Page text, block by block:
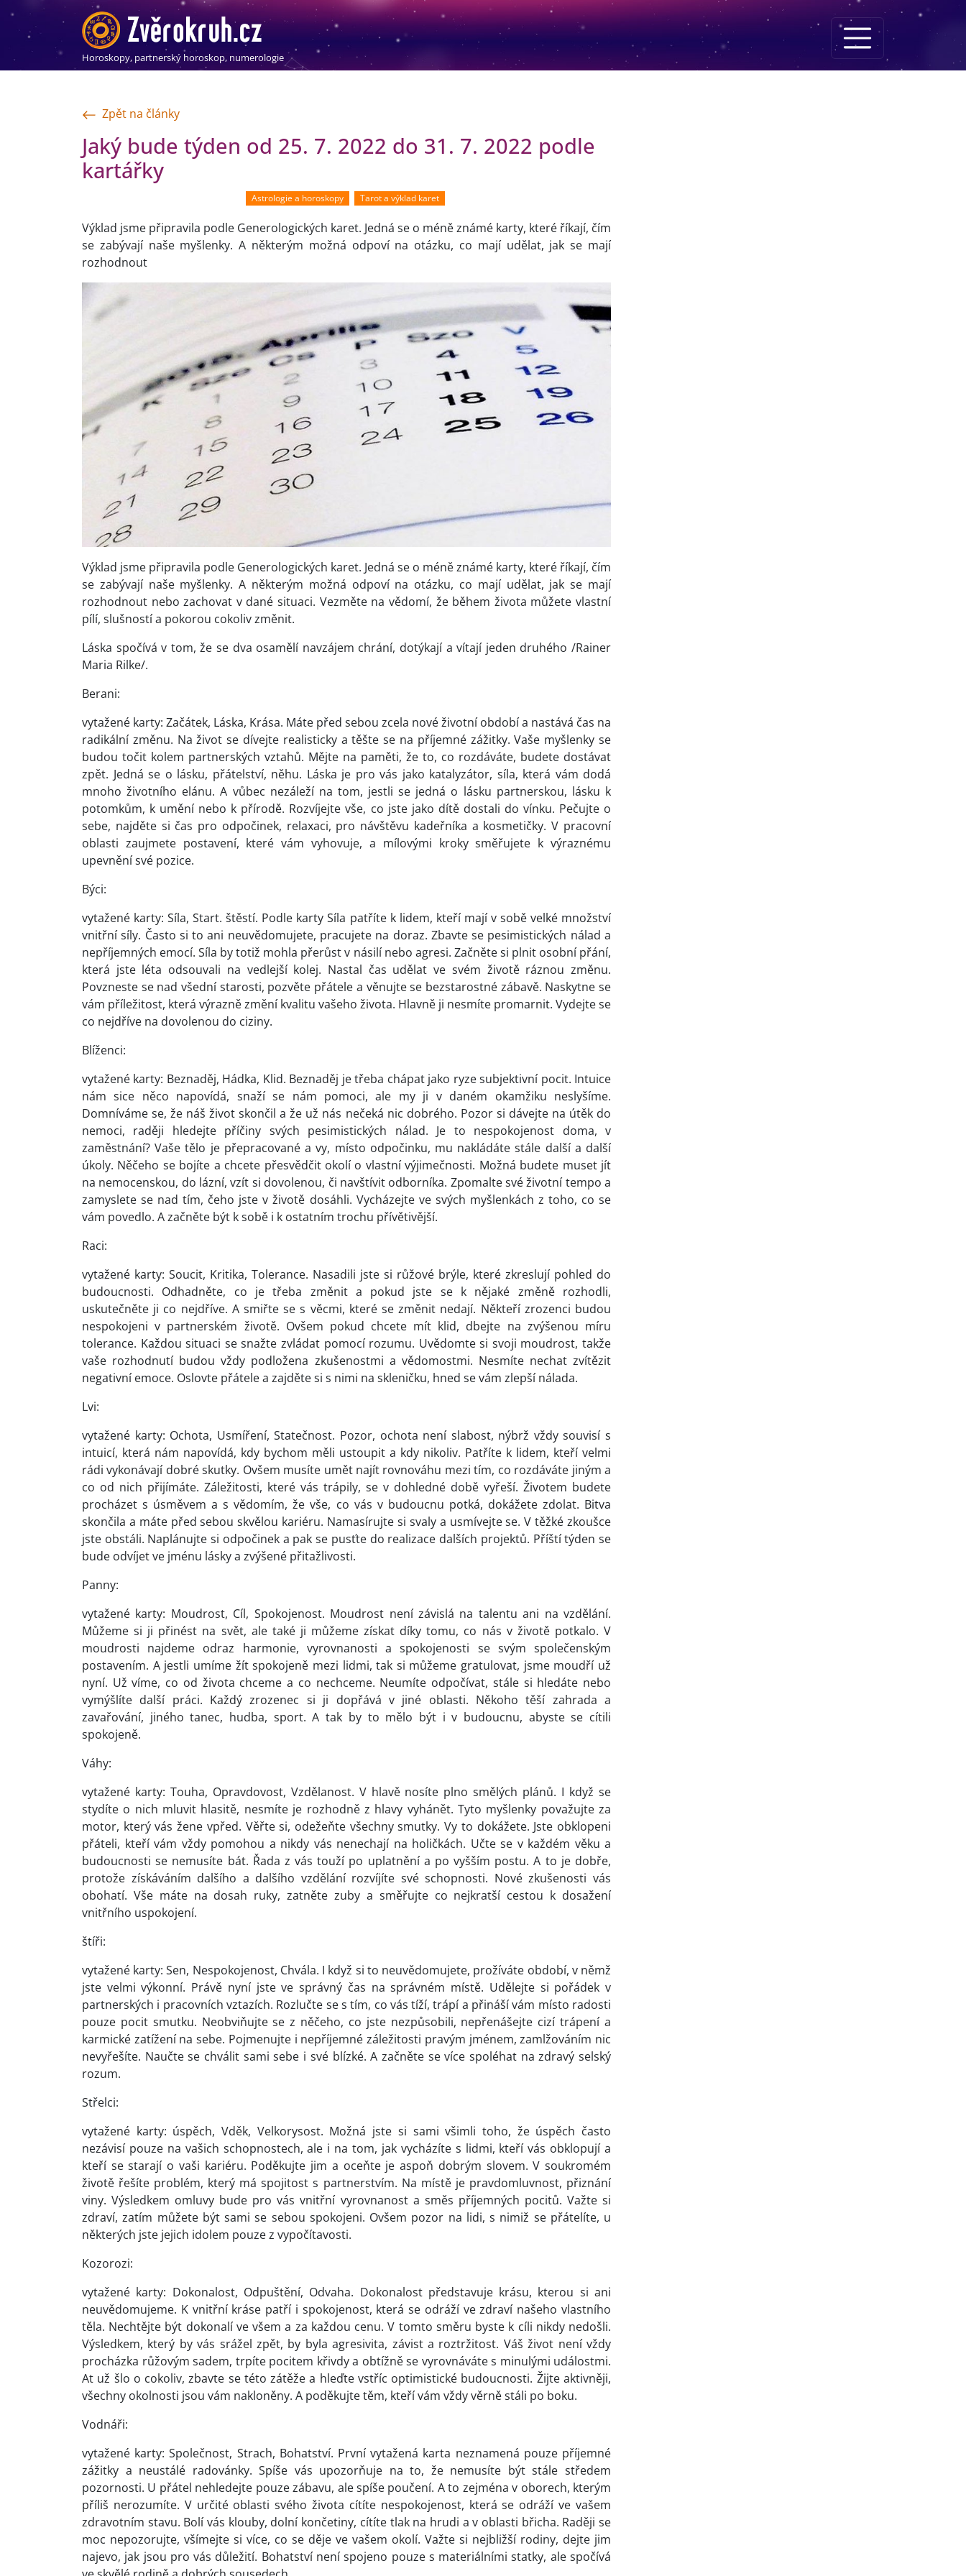
Horoskopy, partnerský horoskop, numerologie
Zpět na články
Jaký bude týden od 25. 7. 2022 do 31. 7. 2022 podle
kartářky
Astrologie a horoskopy Tarot a výklad karet
Výklad jsme připravila podle Generologických karet. Jedná se o méně známé karty, které říkají, čím
se zabývají naše myšlenky. A některým možná odpoví na otázku, co mají udělat, jak se mají
rozhodnout
Výklad jsme připravila podle Generologických karet. Jedná se o méně známé karty, které říkají, čím
se zabývají naše myšlenky. A některým možná odpoví na otázku, co mají udělat, jak se mají
rozhodnout nebo zachovat v dané situaci. Vezměte na vědomí, že během života můžete vlastní
pílí, slušností a pokorou cokoliv změnit.
Láska spočívá v tom, že se dva osamělí navzájem chrání, dotýkají a vítají jeden druhého /Rainer
Maria Rilke/.
Berani:
vytažené karty: Začátek, Láska, Krása. Máte před sebou zcela nové životní období a nastává čas na
radikální změnu. Na život se dívejte realisticky a těšte se na příjemné zážitky. Vaše myšlenky se
budou točit kolem partnerských vztahů. Mějte na paměti, že to, co rozdáváte, budete dostávat
zpět. Jedná se o lásku, přátelství, něhu. Láska je pro vás jako katalyzátor, síla, která vám dodá
mnoho životního elánu. A vůbec nezáleží na tom, jestli se jedná o lásku partnerskou, lásku k
potomkům, k umění nebo k přírodě. Rozvíjejte vše, co jste jako dítě dostali do vínku. Pečujte o
sebe, najděte si čas pro odpočinek, relaxaci, pro návštěvu kadeřníka a kosmetičky. V pracovní
oblasti zaujmete postavení, které vám vyhovuje, a mílovými kroky směřujete k výraznému
upevnění své pozice.
Býci:
vytažené karty: Síla, Start. štěstí. Podle karty Síla patříte k lidem, kteří mají v sobě velké množství
vnitřní síly. Často si to ani neuvědomujete, pracujete na doraz. Zbavte se pesimistických nálad a
nepříjemných emocí. Síla by totiž mohla přerůst v násilí nebo agresi. Začněte si plnit osobní přání,
která jste léta odsouvali na vedlejší kolej. Nastal čas udělat ve svém životě ráznou změnu.
Povzneste se nad všední starosti, pozvěte přátele a věnujte se bezstarostné zábavě. Naskytne se
vám příležitost, která výrazně změní kvalitu vašeho života. Hlavně ji nesmíte promarnit. Vydejte se
co nejdříve na dovolenou do ciziny.
Blíženci:
vytažené karty: Beznaděj, Hádka, Klid. Beznaděj je třeba chápat jako ryze subjektivní pocit. Intuice
nám sice něco napovídá, snaží se nám pomoci, ale my ji v daném okamžiku neslyšíme.
Domníváme se, že náš život skončil a že už nás nečeká nic dobrého. Pozor si dávejte na útěk do
nemoci, raději hledejte příčiny svých pesimistických nálad. Je to nespokojenost doma, v
zaměstnání? Vaše tělo je přepracované a vy, místo odpočinku, mu nakládáte stále další a další
úkoly. Něčeho se bojíte a chcete přesvědčit okolí o vlastní výjimečnosti. Možná budete muset jít
na nemocenskou, do lázní, vzít si dovolenou, či navštívit odborníka. Zpomalte své životní tempo a
zamyslete se nad tím, čeho jste v životě dosáhli. Vycházejte ve svých myšlenkách z toho, co se
vám povedlo. A začněte být k sobě i k ostatním trochu přívětivější.
Raci:
vytažené karty: Soucit, Kritika, Tolerance. Nasadili jste si růžové brýle, které zkreslují pohled do
budoucnosti. Odhadněte, co je třeba změnit a pokud jste se k nějaké změně rozhodli,
uskutečněte ji co nejdříve. A smiřte se s věcmi, které se změnit nedají. Někteří zrozenci budou
nespokojeni v partnerském životě. Ovšem pokud chcete mít klid, dbejte na zvýšenou míru
tolerance. Každou situaci se snažte zvládat pomocí rozumu. Uvědomte si svoji moudrost, takže
vaše rozhodnutí budou vždy podložena zkušenostmi a vědomostmi. Nesmíte nechat zvítězit
negativní emoce. Oslovte přátele a zajděte si s nimi na skleničku, hned se vám zlepší nálada.
Lvi:
vytažené karty: Ochota, Usmíření, Statečnost. Pozor, ochota není slabost, nýbrž vždy souvisí s
intuicí, která nám napovídá, kdy bychom měli ustoupit a kdy nikoliv. Patříte k lidem, kteří velmi
rádi vykonávají dobré skutky. Ovšem musíte umět najít rovnováhu mezi tím, co rozdáváte jiným a
co od nich přijímáte. Záležitosti, které vás trápily, se v dohledné době vyřeší. Životem budete
procházet s úsměvem a s vědomím, že vše, co vás v budoucnu potká, dokážete zdolat. Bitva
skončila a máte před sebou skvělou kariéru. Namasírujte si svaly a usmívejte se. V těžké zkoušce
jste obstáli. Naplánujte si odpočinek a pak se pusťte do realizace dalších projektů. Příští týden se
bude odvíjet ve jménu lásky a zvýšené přitažlivosti.
Panny:
vytažené karty: Moudrost, Cíl, Spokojenost. Moudrost není závislá na talentu ani na vzdělání.
Můžeme si ji přinést na svět, ale také ji můžeme získat díky tomu, co nás v životě potkalo. V
moudrosti najdeme odraz harmonie, vyrovnanosti a spokojenosti se svým společenským
postavením. A jestli umíme žít spokojeně mezi lidmi, tak si můžeme gratulovat, jsme moudří už
nyní. Už víme, co od života chceme a co nechceme. Neumíte odpočívat, stále si hledáte nebo
vymýšlíte další práci. Každý zrozenec si ji dopřává v jiné oblasti. Někoho těší zahrada a
zavařování, jiného tanec, hudba, sport. A tak by to mělo být i v budoucnu, abyste se cítili
spokojeně.
Váhy:
vytažené karty: Touha, Opravdovost, Vzdělanost. V hlavě nosíte plno smělých plánů. I když se
stydíte o nich mluvit hlasitě, nesmíte je rozhodně z hlavy vyhánět. Tyto myšlenky považujte za
motor, který vás žene vpřed. Věřte si, odežeňte všechny smutky. Vy to dokážete. Jste obklopeni
přáteli, kteří vám vždy pomohou a nikdy vás nenechají na holičkách. Učte se v každém věku a
budoucnosti se nemusíte bát. Řada z vás touží po uplatnění a po vyšším postu. A to je dobře,
protože získáváním dalšího a dalšího vzdělání rozvíjíte své schopnosti. Nové zkušenosti vás
obohatí. Vše máte na dosah ruky, zatněte zuby a směřujte co nejkratší cestou k dosažení
vnitřního uspokojení.
štíři:
vytažené karty: Sen, Nespokojenost, Chvála. I když si to neuvědomujete, prožíváte období, v němž
jste velmi výkonní. Právě nyní jste ve správný čas na správném místě. Udělejte si pořádek v
partnerských i pracovních vztazích. Rozlučte se s tím, co vás tíží, trápí a přináší vám místo radosti
pouze pocit smutku. Neobviňujte se z něčeho, co jste nezpůsobili, nepřenášejte cizí trápení a
karmické zatížení na sebe. Pojmenujte i nepříjemné záležitosti pravým jménem, zamlžováním nic
nevyřešíte. Naučte se chválit sami sebe i své blízké. A začněte se více spoléhat na zdravý selský
rozum.
Střelci:
vytažené karty: úspěch, Vděk, Velkorysost. Možná jste si sami všimli toho, že úspěch často
nezávisí pouze na vašich schopnostech, ale i na tom, jak vycházíte s lidmi, kteří vás obklopují a
kteří se starají o vaši kariéru. Poděkujte jim a oceňte je aspoň dobrým slovem. V soukromém
životě řešíte problém, který má spojitost s partnerstvím. Na místě je pravdomluvnost, přiznání
viny. Výsledkem omluvy bude pro vás vnitřní vyrovnanost a směs příjemných pocitů. Važte si
zdraví, zatím můžete být sami se sebou spokojeni. Ovšem pozor na lidi, s nimiž se přátelíte, u
některých jste jejich idolem pouze z vypočítavosti.
Kozorozi:
vytažené karty: Dokonalost, Odpuštění, Odvaha. Dokonalost představuje krásu, kterou si ani
neuvědomujeme. K vnitřní kráse patří i spokojenost, která se odráží ve zdraví našeho vlastního
těla. Nechtějte být dokonalí ve všem a za každou cenu. V tomto směru byste k cíli nikdy nedošli.
Výsledkem, který by vás srážel zpět, by byla agresivita, závist a roztržitost. Váš život není vždy
procházka růžovým sadem, trpíte pocitem křivdy a obtížně se vyrovnáváte s minulými událostmi.
At už šlo o cokoliv, zbavte se této zátěže a hleďte vstříc optimistické budoucnosti. Žijte aktivněji,
všechny okolnosti jsou vám nakloněny. A poděkujte těm, kteří vám vždy věrně stáli po boku.
Vodnáři:
vytažené karty: Společnost, Strach, Bohatství. První vytažená karta neznamená pouze příjemné
zážitky a neustálé radovánky. Spíše vás upozorňuje na to, že nemusíte být stále středem
pozornosti. U přátel nehledejte pouze zábavu, ale spíše poučení. A to zejména v oborech, kterým
příliš nerozumíte. V určité oblasti svého života cítíte nespokojenost, která se odráží ve vašem
zdravotním stavu. Bolí vás klouby, dolní končetiny, cítíte tlak na hrudi a v oblasti břicha. Raději se
moc nepozorujte, všímejte si více, co se děje ve vašem okolí. Važte si nejbližší rodiny, dejte jim
najevo, jak jsou pro vás důležití. Bohatství není spojeno pouze s materiálními statky, ale spočívá